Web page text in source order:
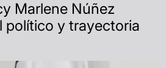
Marlene Núñez
político y trayectoria